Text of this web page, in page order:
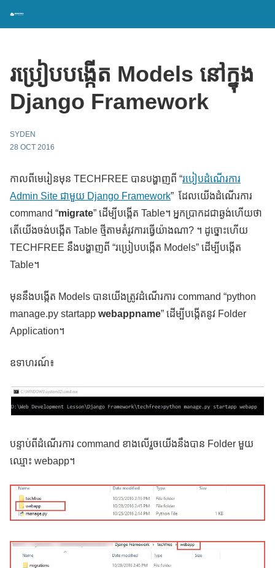
រប្រៀបបង្កើត Models នៅក្នុង
Django Framework
SYDEN
28 OCT 2016
កាលពីមេរៀនមុន TECHFREE បានបង្ហាញពី “របៀបដំណើរការ
Admin Site ជាមួយ Django Framework” ដែលយើងដំណើរការ
command “migrate” ដើម្បីបង្កើត Table។ អ្នកប្រាកដជាឆ្ងង់ហើយថា
តើយើងចង់បង្កើត Table ថ្មីតាមតំរូវការធ្វើយ៉ាងណា? ។ ដូច្នោះហើយ
TECHFREE នឹងបង្ហាញពី “រប្រៀបបង្កើត Models” ដើម្បីបង្កើត
Table។
មុននឹងបង្កើត Models បានយើងត្រូវដំណើរការ command “python
manage.py startapp webappname” ដើម្បីបង្កើតនូវ Folder
Application។
ឧទាហរណ៍៖
បន្ទាប់ពីដំណើរការ command ខាងលើរួចយើងនឹងបាន Folder មួយ
ឈ្មោះ webapp។